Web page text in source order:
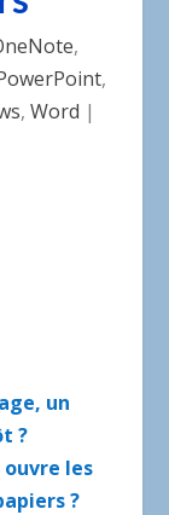
,
,
, Word |
un
?
les
?